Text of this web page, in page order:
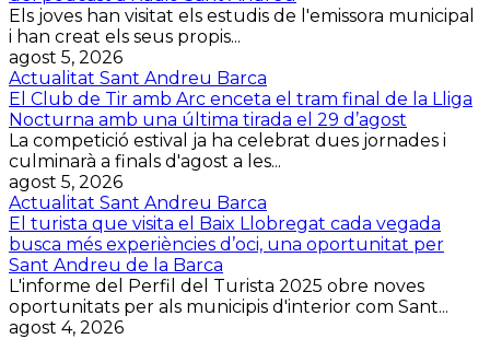
Els joves han visitat els estudis de l'emissora municipal
i han creat els seus propis...
agost 5, 2026
Actualitat Sant Andreu Barca
El Club de Tir amb Arc enceta el tram final de la Lliga
Nocturna amb una última tirada el 29 d’agost
La competició estival ja ha celebrat dues jornades i
culminarà a finals d'agost a les...
agost 5, 2026
Actualitat Sant Andreu Barca
El turista que visita el Baix Llobregat cada vegada
busca més experiències d’oci, una oportunitat per
Sant Andreu de la Barca
L'informe del Perfil del Turista 2025 obre noves
oportunitats per als municipis d'interior com Sant...
agost 4, 2026